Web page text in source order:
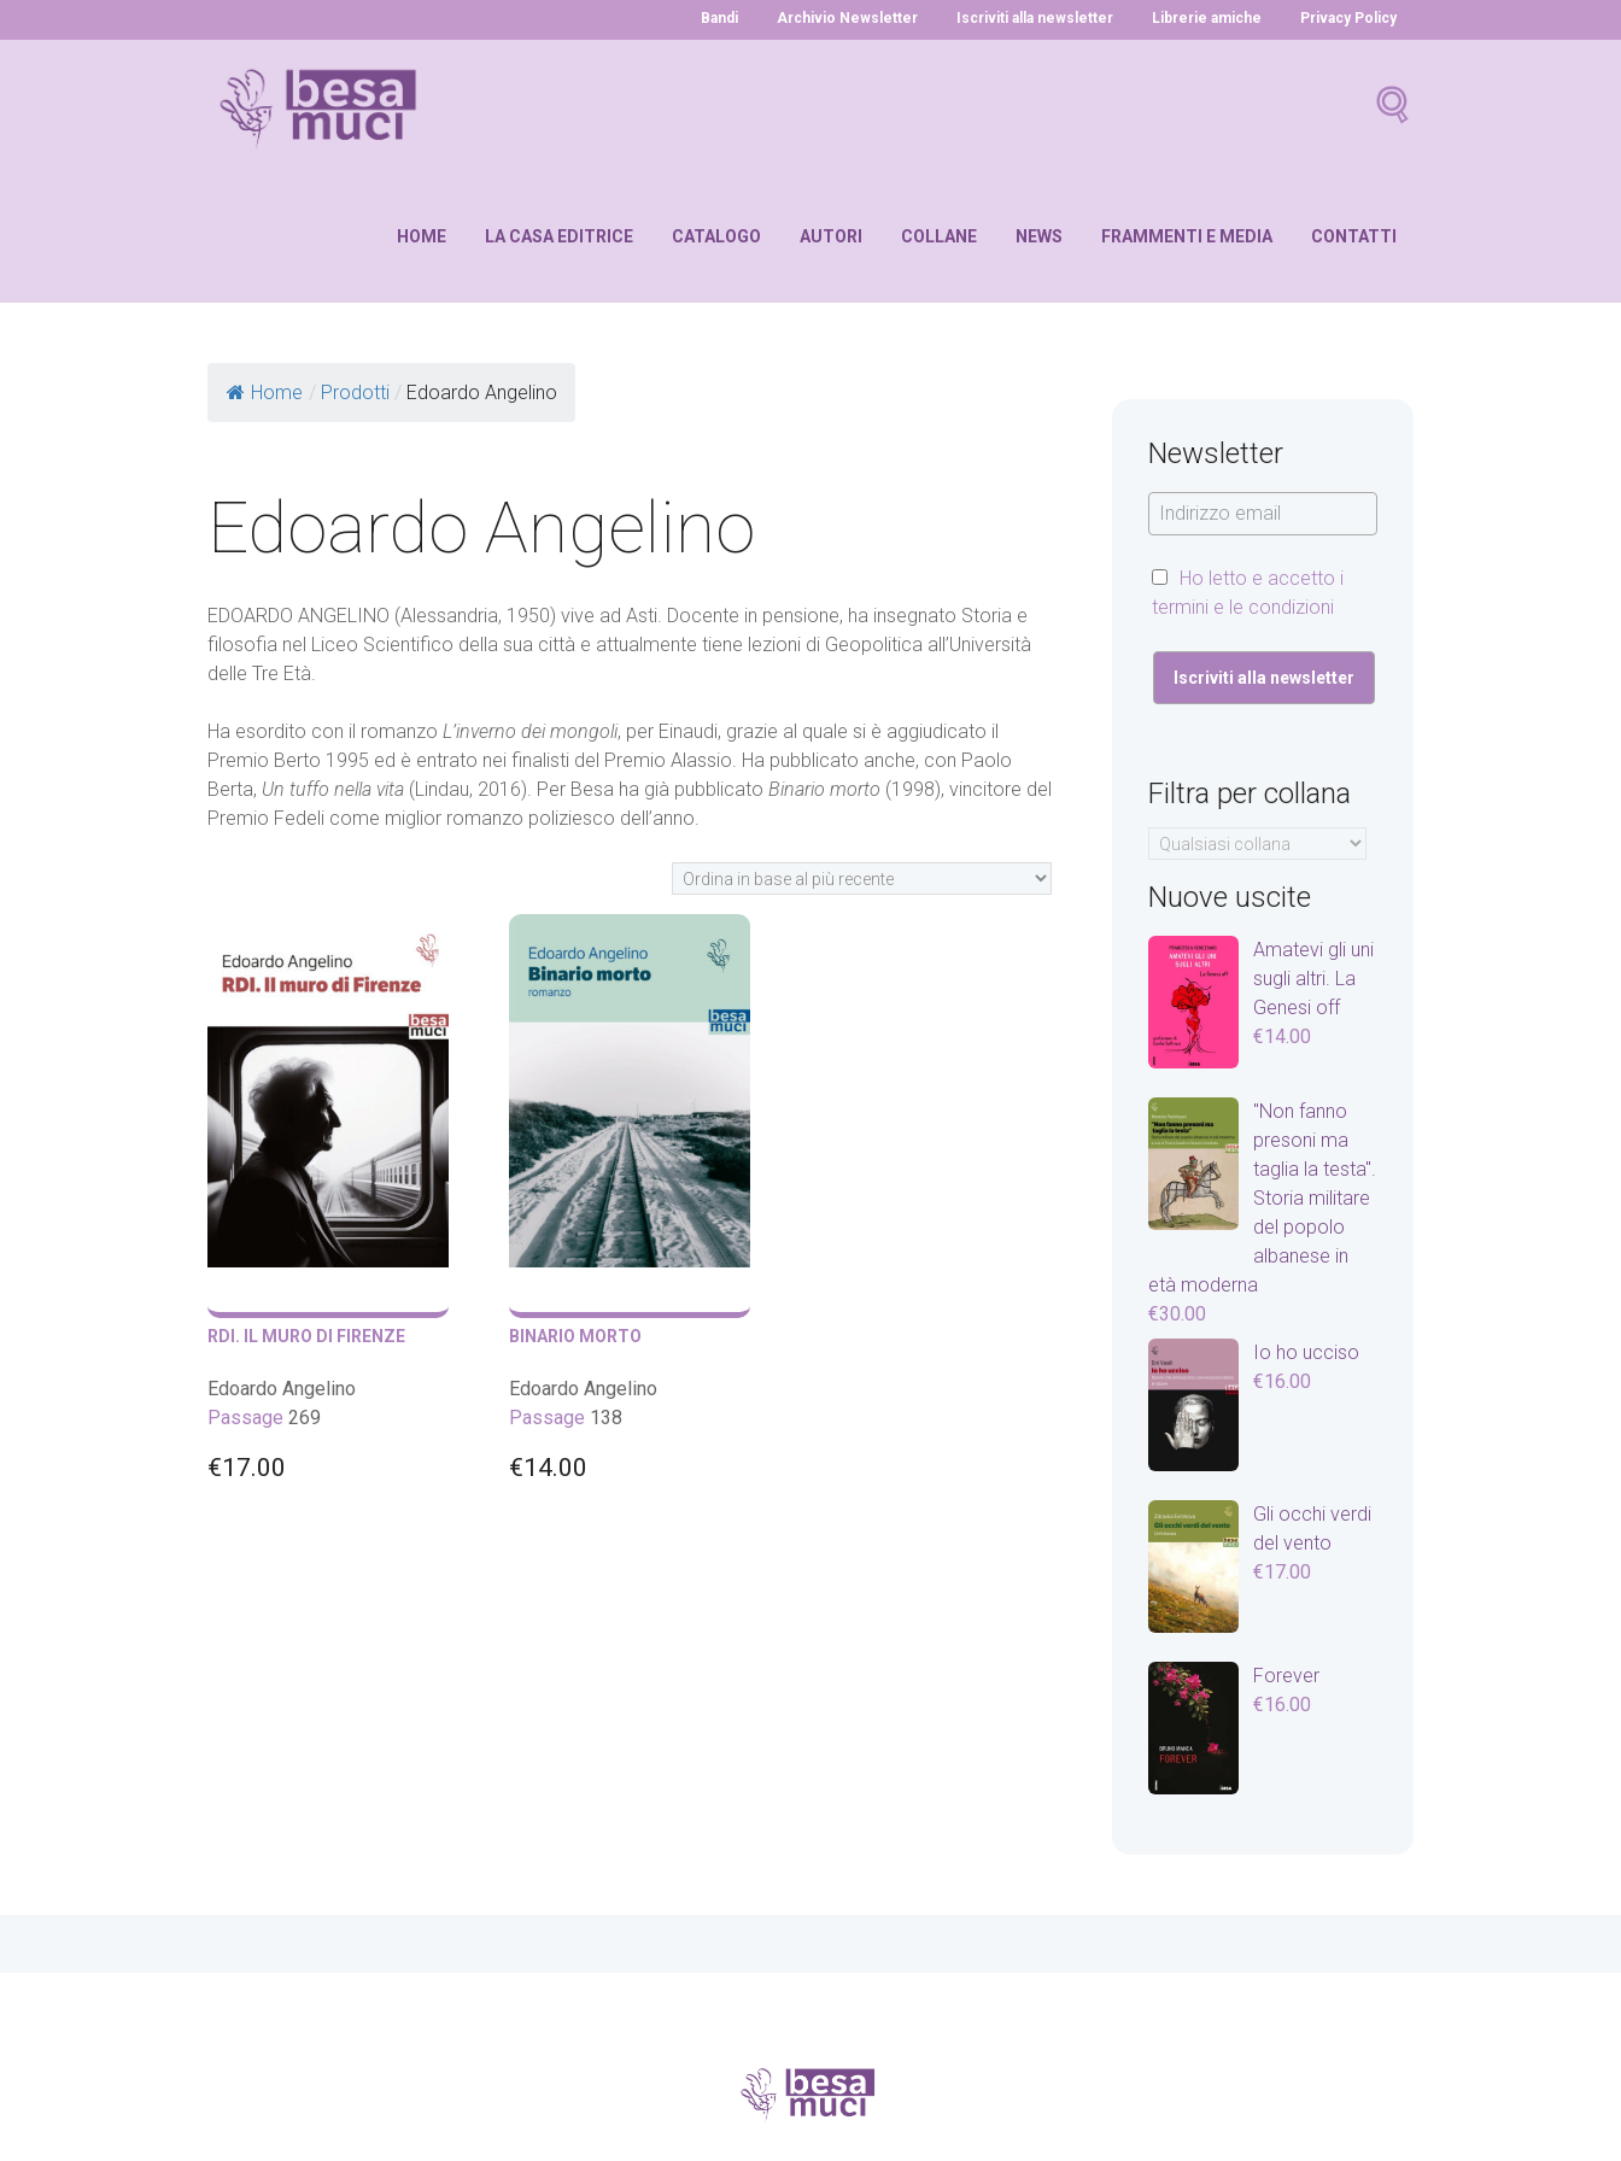
Bandi Archivio Newsletter Iscriviti alla newsletter Librerie amiche Privacy Policy
HOME LA CASA EDITRICE CATALOGO AUTORI COLLANE NEWS FRAMMENTI E MEDIA CONTATTI
Home / Prodotti / Edoardo Angelino
Edoardo Angelino
EDOARDO ANGELINO (Alessandria, 1950) vive ad Asti. Docente in pensione, ha insegnato Storia e
filosofia nel Liceo Scientifico della sua città e attualmente tiene lezioni di Geopolitica all’Università
delle Tre Età.
Ha esordito con il romanzo L’inverno dei mongoli, per Einaudi, grazie al quale si è aggiudicato il
Premio Berto 1995 ed è entrato nei finalisti del Premio Alassio. Ha pubblicato anche, con Paolo
Berta, Un tuffo nella vita (Lindau, 2016). Per Besa ha già pubblicato Binario morto (1998), vincitore del
Premio Fedeli come miglior romanzo poliziesco dell’anno.
RDI. IL MURO DI FIRENZE
Edoardo Angelino
Passage 269
€17.00
BINARIO MORTO
Edoardo Angelino
Passage 138
€14.00
Newsletter
Ho letto e accetto i
termini e le condizioni
Filtra per collana
Nuove uscite
Amatevi gli uni
sugli altri. La
Genesi off
€14.00
"Non fanno
presoni ma
taglia la testa".
Storia militare
del popolo
albanese in
età moderna
€30.00
Io ho ucciso
€16.00
Gli occhi verdi
del vento
€17.00
Forever
€16.00